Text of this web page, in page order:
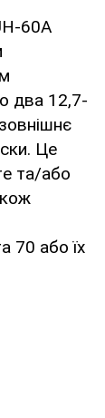
60A
два 12,7-
Це
та/або
70 або їх